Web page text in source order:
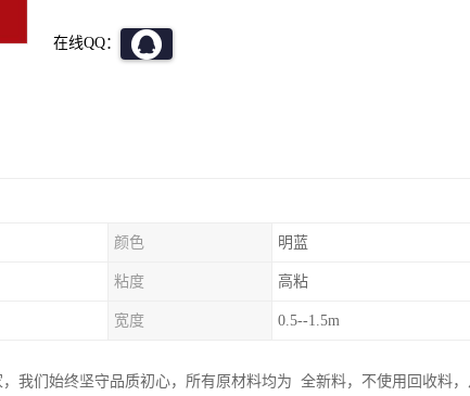
在线QQ：
颜色 明蓝
粘度 高粘
宽度 0.5--1.5m
我们始终坚守品质初心，所有原材料均为 全新料，不使用回收料